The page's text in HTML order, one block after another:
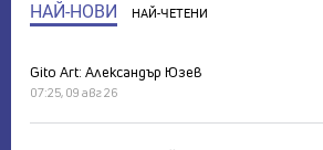
НАЙ-НОВИ НАЙ-ЧЕТЕНИ
Gito Art: Александър Юзев
07:25, 09 авг 26